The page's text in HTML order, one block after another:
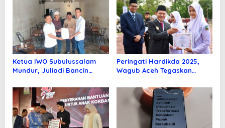
Ketua IWO Subulussalam
Mundur, Juliadi Bancin
Peringati Hardikda 2025,
Wagub Aceh Tegaskan
Mewujudkan Aceh Maju